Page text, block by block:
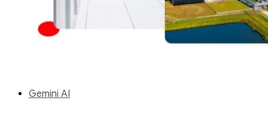
Gemini AI